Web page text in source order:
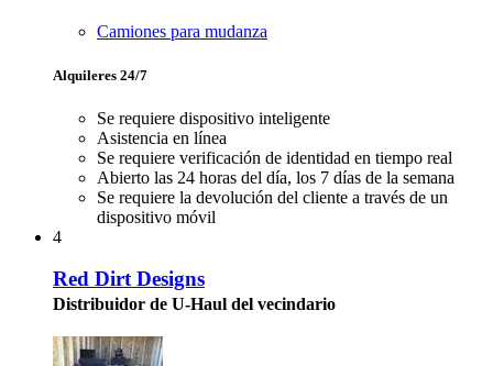
Camiones para mudanza
Alquileres 24/7
Se requiere dispositivo inteligente
Asistencia en línea
Se requiere verificación de identidad en tiempo real
Abierto las 24 horas del día, los 7 días de la semana
Se requiere la devolución del cliente a través de un
dispositivo móvil
4
Red Dirt Designs
Distribuidor de U-Haul del vecindario